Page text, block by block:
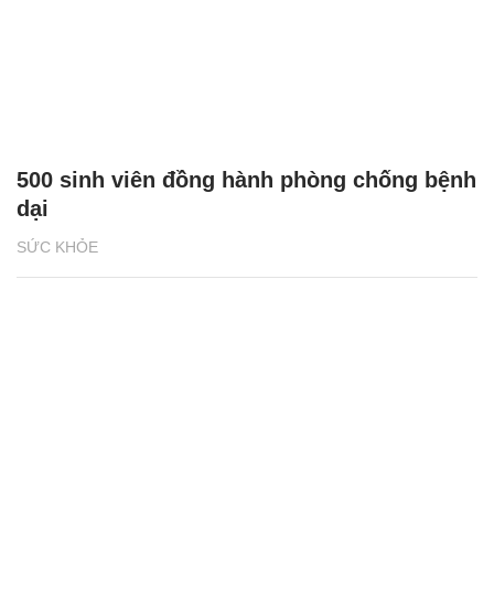
SỨC KHỎE
500 sinh viên đồng hành phòng chống bệnh
dại